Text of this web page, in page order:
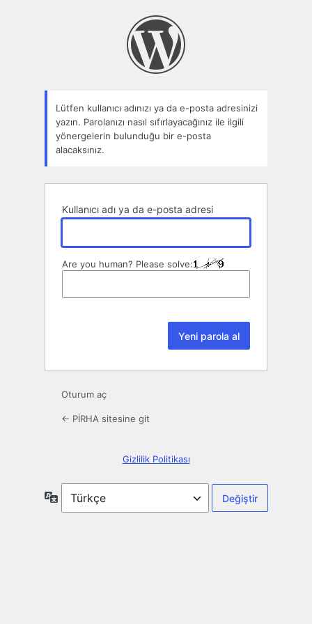
Lütfen kullanıcı adınızı ya da e-posta adresinizi
yazın. Parolanızı nasıl sıfırlayacağınız ile ilgili
yönergelerin bulunduğu bir e-posta
alacaksınız.
Kullanıcı adı ya da e-posta adresi
Are you human? Please solve:
Oturum aç
← PİRHA sitesine git
Gizlilik Politikası
Dil